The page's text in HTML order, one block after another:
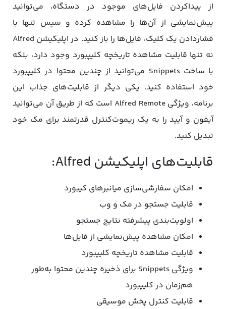
از پیداکردن فایل‌های موجود در دستگاه، می‌توانید
پیش‌نمایشی از آن‌ها را مشاهده کرده و سپس تنها با
فشاردادن یک کلیک، فایل‌ها را باز کنید. در اپلیکیشن Alfred
نه تنها قابلیت مشاهده تاریخچه کلیپبورد وجود دارد، بلکه
با ساخت Snippets می‌توانید از چندین محتوا در کلیپبورد
خود استفاده کنید. یکی دیگر از قابلیت‌های جذاب این
برنامه، ویژگی Alfred Remote است که از طریق آن می‌توانید
آیفون و آیپد را به‌ یک ریموت‌کنترل قدرتمند برای مک خود
تبدیل کنید.
قابلیت‌های اپلیکیشن Alfred:
امکان سفارشی‌سازی میانبرهای کیبورد
قابلیت جستجو در مک و وب
اولویت‌بندی پیشرفته نتایج جستجو
امکان مشاهده پیش‌نمایشی از فایل‌ها
قابلیت مشاهده تاریخچه کلیپبورد
ویژگی Snippets برای ذخیره چندین محتوا به‌طور
هم‌زمان در کلیپبورد
قابلیت کنترل پخش موسیقی